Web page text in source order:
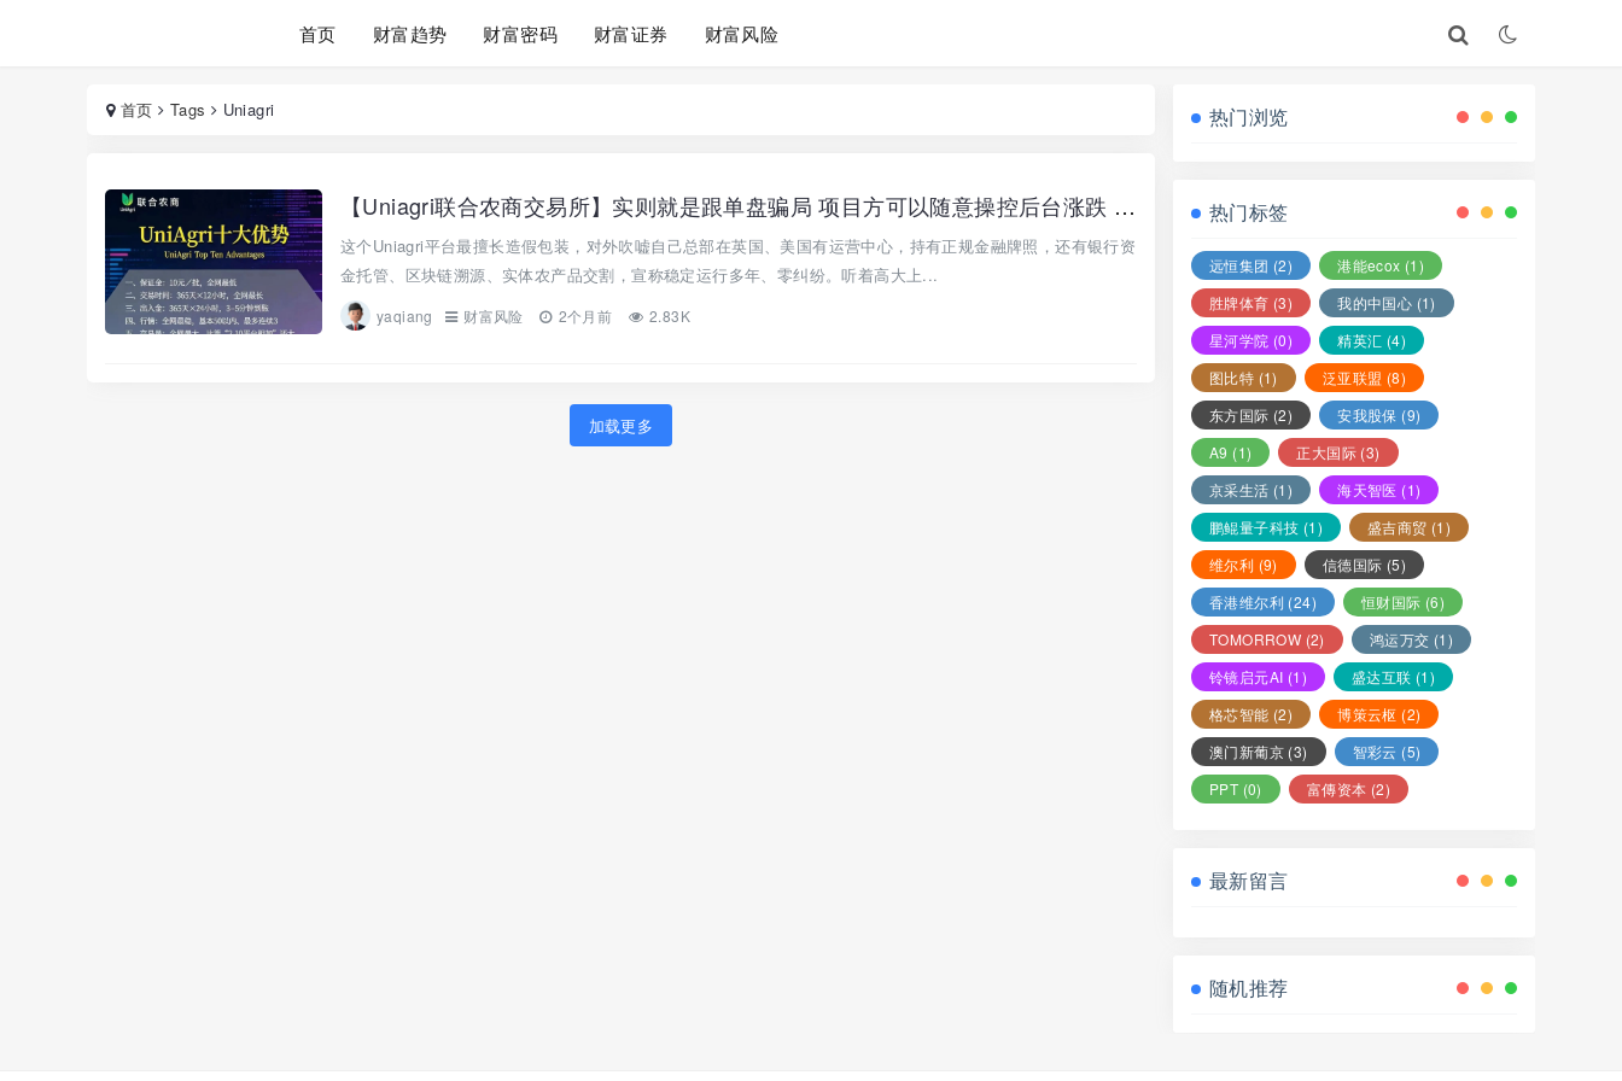
首页 财富趋势 财富密码 财富证券 财富风险
首页 Tags Uniagri
【Uniagri联合农商交易所】实则就是跟单盘骗局 项目方可以随意操控后台涨跌 随时吃掉会员本金！
这个Uniagri平台最擅长造假包装，对外吹嘘自己总部在英国、美国有运营中心，持有正规金融牌照，还有银行资
金托管、区块链溯源、实体农产品交割，宣称稳定运行多年、零纠纷。听着高大上...
yaqiang 财富风险 2个月前 2.83K
加载更多
热门浏览
热门标签
远恒集团 (2) 港能ecox (1)
胜牌体育 (3) 我的中国心 (1)
星河学院 (0) 精英汇 (4)
图比特 (1) 泛亚联盟 (8)
东方国际 (2) 安我股保 (9)
A9 (1) 正大国际 (3)
京采生活 (1) 海天智医 (1)
鹏鲲量子科技 (1) 盛吉商贸 (1)
维尔利 (9) 信德国际 (5)
香港维尔利 (24) 恒财国际 (6)
TOMORROW (2) 鸿运万交 (1)
铃镜启元AI (1) 盛达互联 (1)
格芯智能 (2) 博策云枢 (2)
澳门新葡京 (3) 智彩云 (5)
PPT (0) 富傳资本 (2)
最新留言
随机推荐